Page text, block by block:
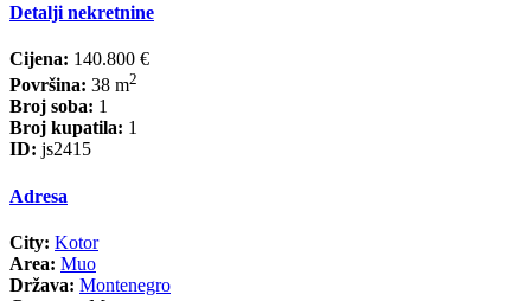
Detalji nekretnine
Cijena: 140.800 €
Površina: 38 m2
Broj soba: 1
Broj kupatila: 1
ID: js2415
Adresa
City: Kotor
Area: Muo
Država: Montenegro